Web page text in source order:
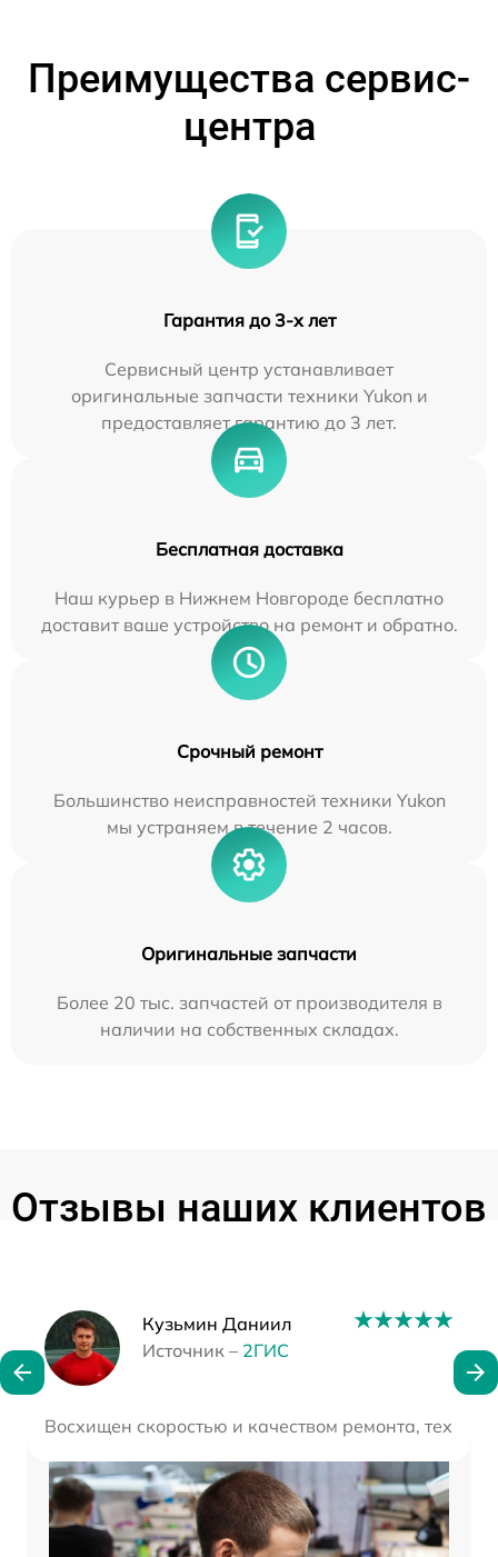
Преимущества сервис-
центра
Гарантия до 3-х лет
Сервисный центр устанавливает
оригинальные запчасти техники Yukon и
предоставляет гарантию до 3 лет.
Бесплатная доставка
Наш курьер в Нижнем Новгороде бесплатно
доставит ваше устройство на ремонт и обратно.
Срочный ремонт
Большинство неисправностей техники Yukon
мы устраняем в течение 2 часов.
Оригинальные запчасти
Более 20 тыс. запчастей от производителя в
наличии на собственных складах.
Отзывы наших клиентов
Кузьмин Даниил
Источник – 2ГИС
Восхищен скоростью и качеством ремонта,
Наши мастера